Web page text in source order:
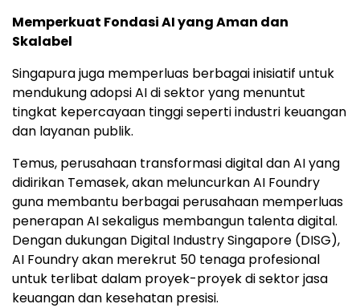
Memperkuat Fondasi AI yang Aman dan
Skalabel
Singapura juga memperluas berbagai inisiatif untuk
mendukung adopsi AI di sektor yang menuntut
tingkat kepercayaan tinggi seperti industri keuangan
dan layanan publik.
Temus, perusahaan transformasi digital dan AI yang
didirikan Temasek, akan meluncurkan AI Foundry
guna membantu berbagai perusahaan memperluas
penerapan AI sekaligus membangun talenta digital.
Dengan dukungan Digital Industry Singapore (DISG),
AI Foundry akan merekrut 50 tenaga profesional
untuk terlibat dalam proyek-proyek di sektor jasa
keuangan dan kesehatan presisi.